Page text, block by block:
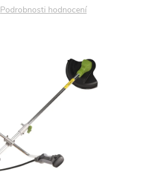
Podrobnosti hodnocení